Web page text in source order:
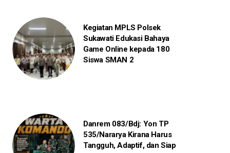
Kegiatan MPLS Polsek
Sukawati Edukasi Bahaya
Game Online kepada 180
Siswa SMAN 2
Danrem 083/Bdj: Yon TP
535/Nararya Kirana Harus
Tangguh, Adaptif, dan Siap